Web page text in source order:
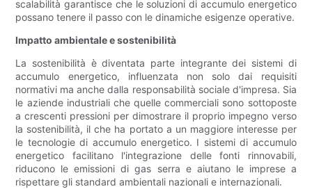
scalabilità garantisce che le soluzioni di accumulo energetico
possano tenere il passo con le dinamiche esigenze operative.
Impatto ambientale e sostenibilità
La sostenibilità è diventata parte integrante dei sistemi di
accumulo energetico, influenzata non solo dai requisiti
normativi ma anche dalla responsabilità sociale d'impresa. Sia
le aziende industriali che quelle commerciali sono sottoposte
a crescenti pressioni per dimostrare il proprio impegno verso
la sostenibilità, il che ha portato a un maggiore interesse per
le tecnologie di accumulo energetico. I sistemi di accumulo
energetico facilitano l'integrazione delle fonti rinnovabili,
riducono le emissioni di gas serra e aiutano le imprese a
rispettare gli standard ambientali nazionali e internazionali.